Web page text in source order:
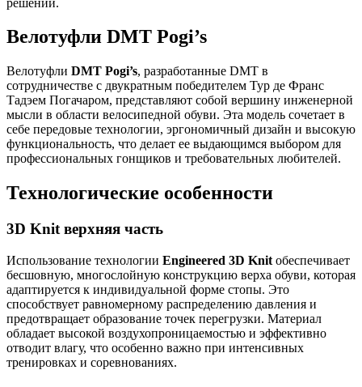
Велотуфли DMT Pogi’s
Велотуфли DMT Pogi’s, разработанные DMT в
сотрудничестве с двукратным победителем Тур де Франс
Тадэем Погачаром, представляют собой вершину инженерной
мысли в области велосипедной обуви. Эта модель сочетает в
себе передовые технологии, эргономичный дизайн и высокую
функциональность, что делает ее выдающимся выбором для
профессиональных гонщиков и требовательных любителей.
Технологические особенности
3D Knit верхняя часть
Использование технологии Engineered 3D Knit обеспечивает
бесшовную, многослойную конструкцию верха обуви, которая
адаптируется к индивидуальной форме стопы. Это
способствует равномерному распределению давления и
предотвращает образование точек перегрузки. Материал
обладает высокой воздухопроницаемостью и эффективно
отводит влагу, что особенно важно при интенсивных
тренировках и соревнованиях.